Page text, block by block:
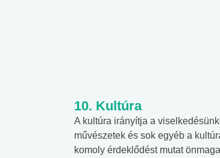
10. Kultúra
A kultúra irányítja a
művészetek és sok egyéb a
komoly érdeklődést mutat